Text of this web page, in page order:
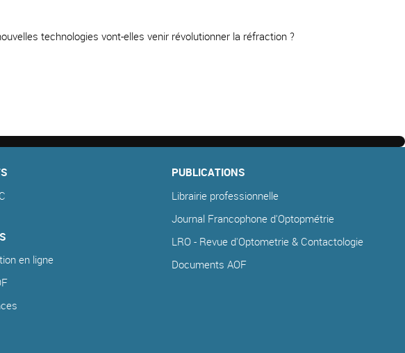
technologies vont-elles venir révolutionner la réfraction ?
en ligne
PUBLICATIONS
Librairie professionnelle
Journal Francophone d'Optopmétrie
LRO - Revue d'Optometrie & Contactologie
Documents AOF